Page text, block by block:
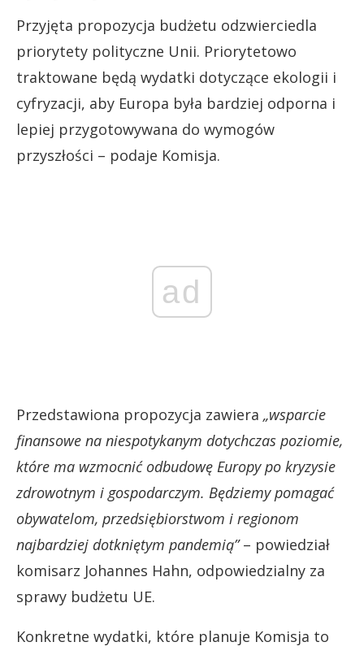
Przyjęta propozycja budżetu odzwierciedla
priorytety polityczne Unii. Priorytetowo
traktowane będą wydatki dotyczące ekologii i
cyfryzacji, aby Europa była bardziej odporna i
lepiej przygotowywana do wymogów
przyszłości – podaje Komisja.
ad
Przedstawiona propozycja zawiera „wsparcie
finansowe na niespotykanym dotychczas poziomie,
które ma wzmocnić odbudowę Europy po kryzysie
zdrowotnym i gospodarczym. Będziemy pomagać
obywatelom, przedsiębiorstwom i regionom
najbardziej dotkniętym pandemią”– powiedział
komisarz Johannes Hahn, odpowiedzialny za
sprawy budżetu UE.
Konkretne wydatki, które planuje Komisja to